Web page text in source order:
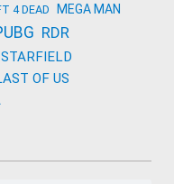
4 DEAD MEGA MAN
RDR
STARFIELD
OF US